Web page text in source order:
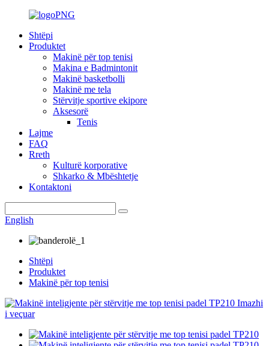
Shtëpi
Produktet
Makinë për top tenisi
Makina e Badmintonit
Makinë basketbolli
Makinë me tela
Stërvitje sportive ekipore
Aksesorë
Tenis
Lajme
FAQ
Rreth
Kulturë korporative
Shkarko & Mbështetje
Kontaktoni
English
Shtëpi
Produktet
Makinë për top tenisi